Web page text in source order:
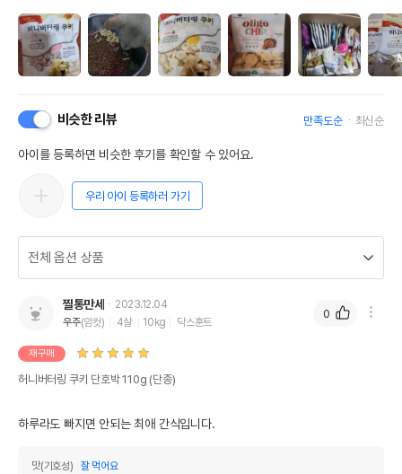
비슷한 리뷰 만족도순 최신순
아이를 등록하면 비슷한 후기를 확인할 수 있어요.
우리 아이 등록하러 가기
찔통만세
2023.12.04
우주(암컷) 4살 10kg 닥스훈트
재구매
허니버터링 쿠키 단호박 110g (단종)
하루라도 빠지면 안되는 최애 간식입니다.
맛(기호성)
잘 먹어요
0